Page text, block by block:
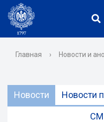
Главная › Новости и
Новости Новости